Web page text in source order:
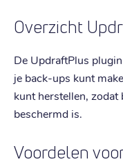
Overzicht
De UpdraftPlus
je back-ups kunt
kunt herstellen,
beschermd is.
Voordelen